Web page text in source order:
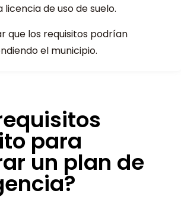
licencia de uso de suelo.
que los requisitos podrían
el municipio.
para
un plan de